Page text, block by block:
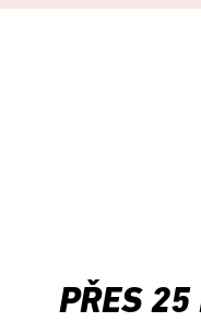
PŘES 25